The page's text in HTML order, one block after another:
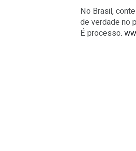
Confira o
impressão.
A frase
No Brasil,
de